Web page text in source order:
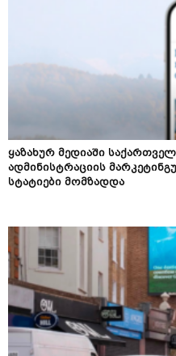
ყაზახურ მედიაში
ადმინისტრაციის
სტატიები მომზადდა